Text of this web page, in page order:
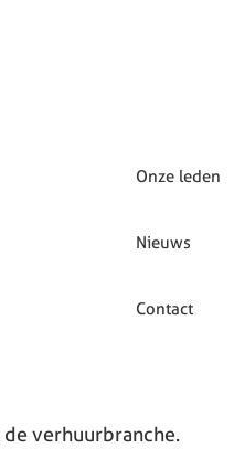
Onze leden
Nieuws
Contact
de verhuurbranche.